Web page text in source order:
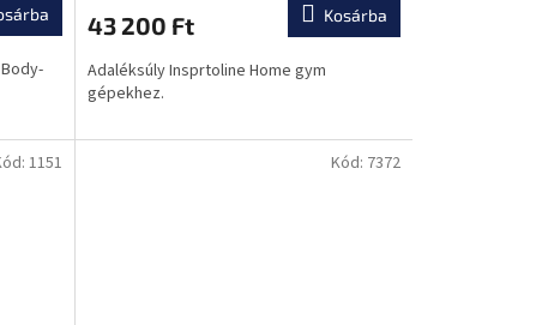
43 200 Ft Kosárba
Adaléksúly Insprtoline Home gym
gépekhez.
1151 Kód: 7372